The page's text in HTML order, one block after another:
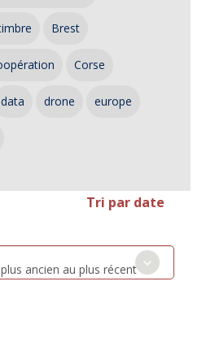
Brest
Corse
data drone europe
Tri par date
ancien au plus récent